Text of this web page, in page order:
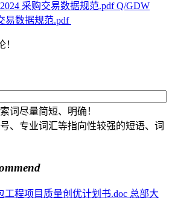
Q/GDW
易数据规范.pdf
！
词尽量简短、明确！
、专业词汇等指向性较强的短语、词
总部大